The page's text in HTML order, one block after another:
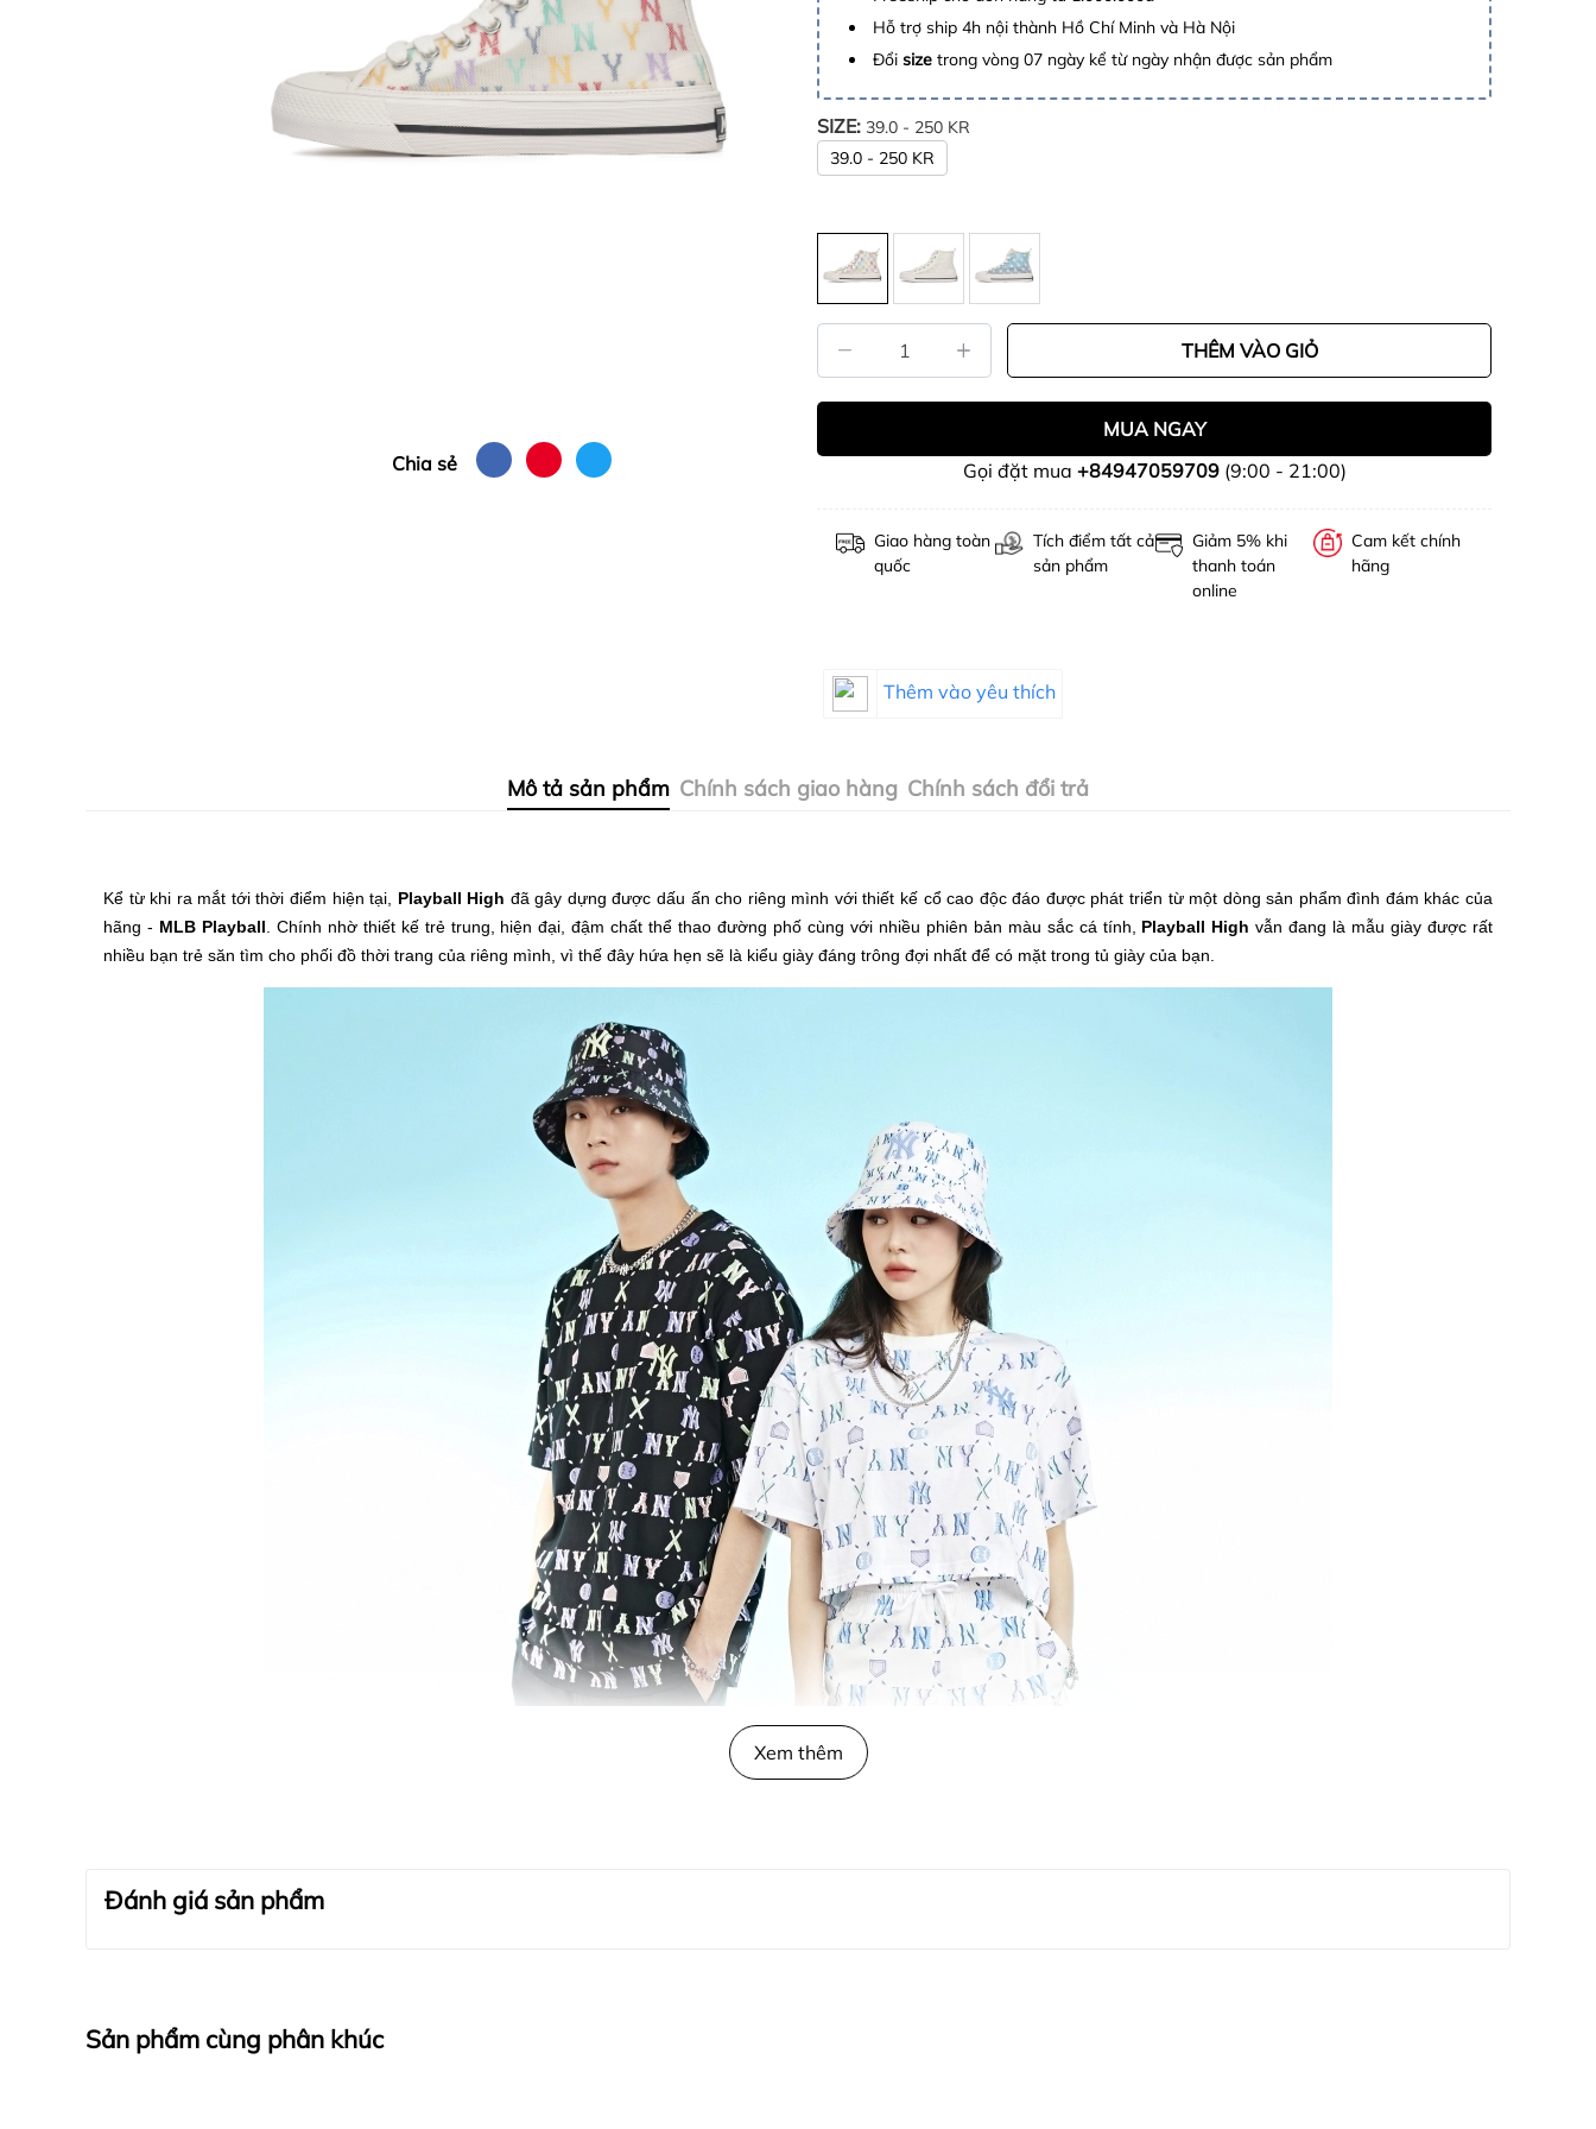
Chia sẻ
Hỗ trợ ship 4h nội thành Hồ Chí Minh và Hà Nội
Đổi size trong vòng 07 ngày kể từ ngày nhận được sản phẩm
SIZE: 39.0 - 250 KR
39.0 - 250 KR
THÊM VÀO GIỎ
MUA NGAY
Gọi đặt mua +84947059709(9:00 - 21:00)
Giao hàng toàn
quốc
Tích điểm tất cả
sản phẩm
Giảm 5% khi
thanh toán
online
Cam kết chính
hãng
Thêm vào yêu thích
Mô tả sản phẩm Chính sách giao hàng Chính sách đổi trả
Kể từ khi ra mắt tới thời điểm hiện tại, Playball High đã gây dựng được dấu ấn cho riêng mình với thiết kế cổ cao độc đáo được phát triển từ một dòng sản phẩm đình đám khác của
hãng - MLB Playball . Chính nhờ thiết kế trẻ trung, hiện đại, đậm chất thể thao đường phố cùng với nhiều phiên bản màu sắc cá tính, Playball High vẫn đang là mẫu giày được rất
nhiều bạn trẻ săn tìm cho phối đồ thời trang của riêng mình, vì thế đây hứa hẹn sẽ là kiểu giày đáng trông đợi nhất để có mặt trong tủ giày của bạn.
Xem thêm
Đánh giá sản phẩm
Sản phẩm cùng phân khúc